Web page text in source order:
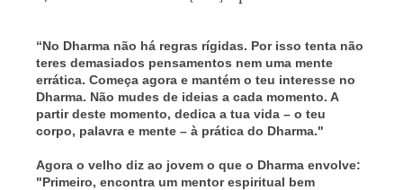
“No Dharma não há regras rígidas. Por isso tenta não
teres demasiados pensamentos nem uma mente
errática. Começa agora e mantém o teu interesse no
Dharma. Não mudes de ideias a cada momento. A
partir deste momento, dedica a tua vida – o teu
corpo, palavra e mente – à prática do Dharma."
Agora o velho diz ao jovem o que o Dharma envolve:
"Primeiro, encontra um mentor espiritual bem